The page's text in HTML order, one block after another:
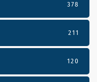
378
211
120